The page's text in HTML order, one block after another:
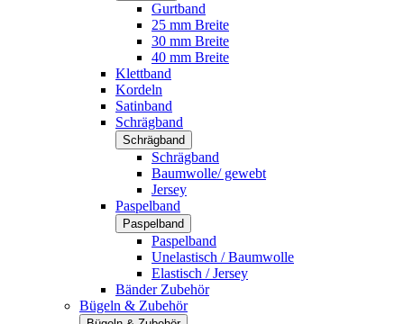
Gurtband
25 mm Breite
30 mm Breite
40 mm Breite
Klettband
Kordeln
Satinband
Schrägband
Schrägband
Schrägband
Baumwolle/ gewebt
Jersey
Paspelband
Paspelband
Paspelband
Unelastisch / Baumwolle
Elastisch / Jersey
Bänder Zubehör
Bügeln & Zubehör